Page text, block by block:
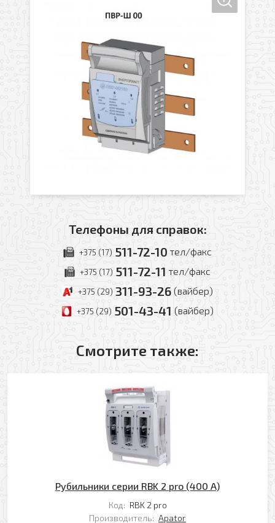
Телефоны для справок:
+375 (17) 511-72-10 тел/факс
+375 (17) 511-72-11 тел/факс
+375 (29) 311-93-26 (вайбер)
+375 (29) 501-43-41 (вайбер)
Смотрите также:
Рубильники серии RBK 2 pro (400 A)
Код: RBK 2 pro
Производитель: Apator
Оформить заявку